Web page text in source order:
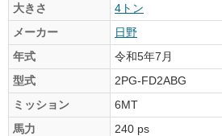
大きさ
4トン
メーカー
日野
年式
令和5年7月
型式
2PG-FD2ABG
ミッション
6MT
馬力
240 ps